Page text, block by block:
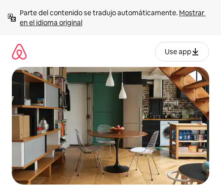
contenido
Parte del contenido se tradujo automáticamente. Mostrar
en el idioma original
Use app